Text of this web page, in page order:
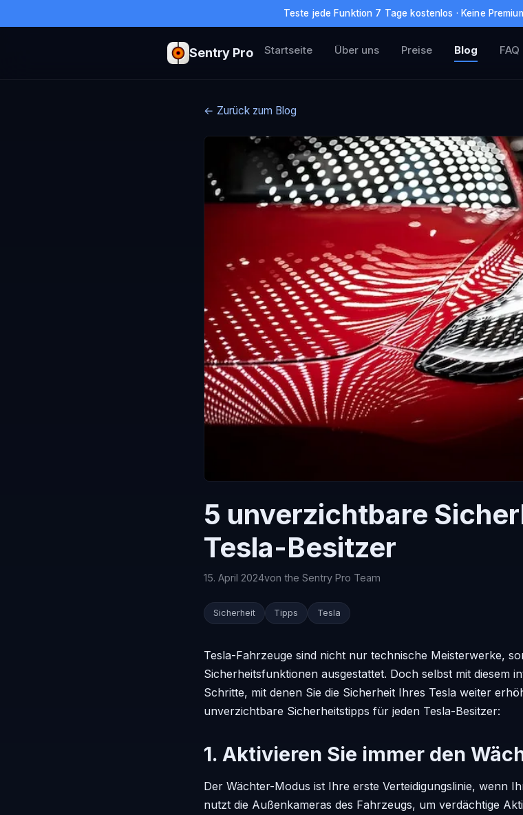
Teste jede Funktion 7 Tage kostenlos · Keine
Sentry Pro Startseite Über uns Preise Blog FAQ
← Zurück zum Blog
5 unverzichtbare
Tesla-Besitzer
15. April 2024von the Sentry Pro Team
Sicherheit Tipps Tesla
Tesla-Fahrzeuge sind nicht nur technische Meisterwerke,
Sicherheitsfunktionen ausgestattet. Doch selbst mit diesem
Schritte, mit denen Sie die Sicherheit Ihres Tesla weiter
unverzichtbare Sicherheitstipps für jeden Tesla-Besitzer:
1. Aktivieren Sie immer den
Der Wächter-Modus ist Ihre erste Verteidigungslinie, wenn
nutzt die Außenkameras des Fahrzeugs, um verdächtige